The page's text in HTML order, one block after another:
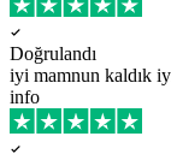
Doğrulandı
iyi mamnun kaldık
info